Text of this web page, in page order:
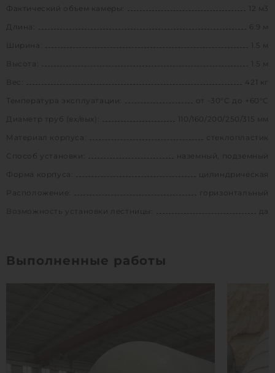
Фактический объем камеры:
12 м3
Длина:
6.9 м
Ширина:
1.5 м
Высота:
1.5 м
421 кг
Температура эксплуатации:
от -30°C до +60°C
Диаметр труб (вх/вых):
110/160/200/250/315 мм
Материал корпуса:
стеклопластик
Способ установки:
наземный, подземный
Форма корпуса:
цилиндрическая
Расположение:
горизонтальный
Возможность установки лестницы:
да
Выполненные работы